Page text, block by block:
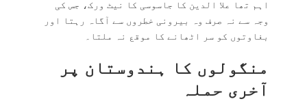
اہم تھا علا الدین کا جاسوسی کا نیٹ ورک، جس کی
وجہ سے نہ صرف وہ بیرونی خطروں سے آگاہ رہتا اور
بغاوتوں کو سر اٹھانے کا موقع نہ ملتا۔
منگولوں کا ہندوستان پر
آخری حملہ